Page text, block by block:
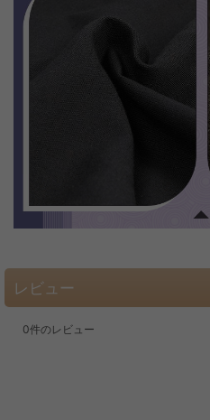
レビュー
0件のレビュー